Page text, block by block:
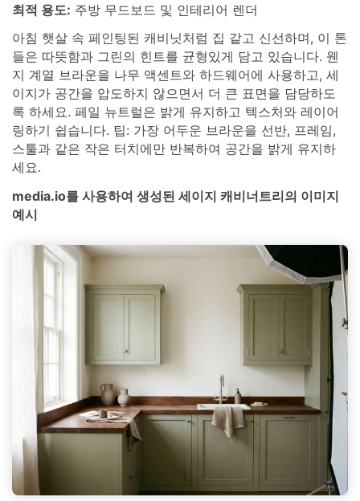
최적 용도: 주방 무드보드 및 인테리어 렌더
아침 햇살 속 페인팅된 캐비닛처럼 집 같고 신선하며, 이 톤
들은 따뜻함과 그린의 힌트를 균형있게 담고 있습니다. 웬
지 계열 브라운을 나무 액센트와 하드웨어에 사용하고, 세
이지가 공간을 압도하지 않으면서 더 큰 표면을 담당하도
록 하세요. 페일 뉴트럴은 밝게 유지하고 텍스처와 레이어
링하기 쉽습니다. 팁: 가장 어두운 브라운을 선반, 프레임,
스툴과 같은 작은 터치에만 반복하여 공간을 밝게 유지하
세요.
media.io를 사용하여 생성된 세이지 캐비너트리의 이미지
예시